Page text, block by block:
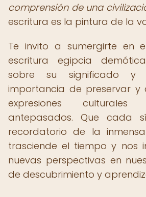
comprensión de una
escritura es la pintura de la
Te invito a sumergirte en
escritura egipcia
sobre su significado
importancia de preservar y
expresiones
antepasados. Que cada
recordatorio de la
trasciende el tiempo y nos
nuevas perspectivas en
de descubrimiento y